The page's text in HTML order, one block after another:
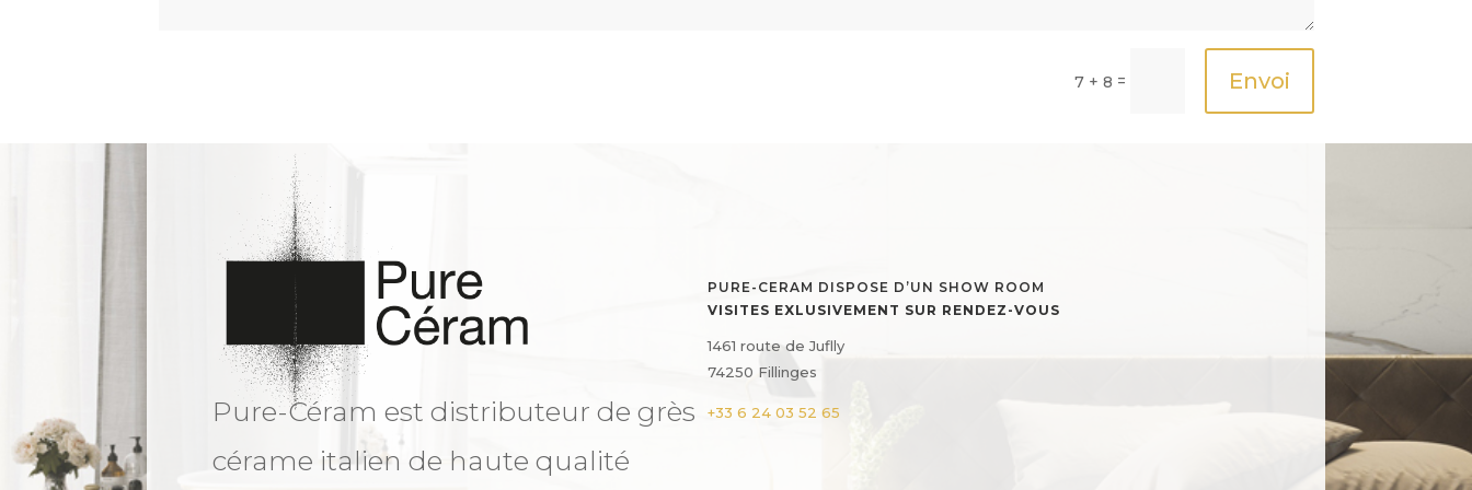
7 + 8 = Envoi
Pure-Céram est distributeur de grès
cérame italien de haute qualité
PURE-CERAM DISPOSE D’UN SHOW ROOM
VISITES EXLUSIVEMENT SUR RENDEZ-VOUS
1461 route de Juflly
74250 Fillinges
+33 6 24 03 52 65